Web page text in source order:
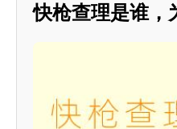
快枪查理是谁，